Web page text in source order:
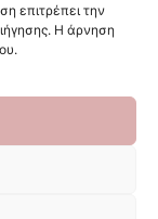
επιτρέπει την
Η άρνηση
μαζί μας